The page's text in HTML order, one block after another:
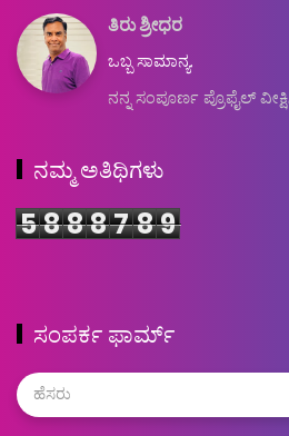
ತಿರು ಶ್ರೀಧರ
ಒಬ್ಬ ಸಾಮಾನ್ಯ.
ನನ್ನ ಸಂಪೂರ್ಣ ಪ್ರೊಫೈಲ್
ನಮ್ಮ ಅತಿಥಿಗಳು
5888789
ಸಂಪರ್ಕ ಫಾರ್ಮ್